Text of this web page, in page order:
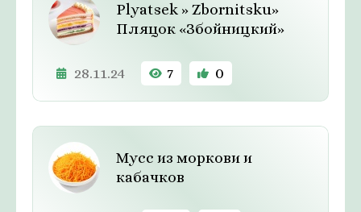
Plyatsek » Zbornitsku»
Пляцок «Збойницкий»
28.11.24 7 0
Мусс из моркови и
кабачков